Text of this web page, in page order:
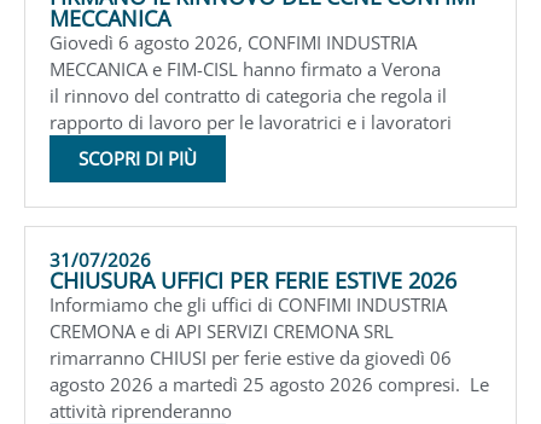
MECCANICA
Giovedì 6 agosto 2026, CONFIMI INDUSTRIA
MECCANICA e FIM-CISL hanno firmato a Verona
il rinnovo del contratto di categoria che regola il
rapporto di lavoro per le lavoratrici e i lavoratori
SCOPRI DI PIÙ
31/07/2026
CHIUSURA UFFICI PER FERIE ESTIVE 2026
Informiamo che gli uffici di CONFIMI INDUSTRIA
CREMONA e di API SERVIZI CREMONA SRL
rimarranno CHIUSI per ferie estive da giovedì 06
agosto 2026 a martedì 25 agosto 2026 compresi. Le
attività riprenderanno